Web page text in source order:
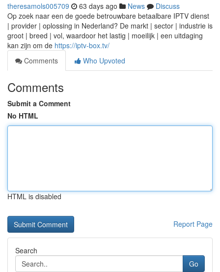
theresamols005709 63 days ago News
Discuss
Op zoek naar een de goede betrouwbare betaalbare IPTV dienst
| provider | oplossing in Nederland? De markt | sector | industrie is
groot | breed | vol, waardoor het lastig | moeilijk | een uitdaging
kan zijn om de https://iptv-box.tv/
Comments
Who Upvoted
Comments
Submit a Comment
No HTML
HTML is disabled
Report Page
Search
Go